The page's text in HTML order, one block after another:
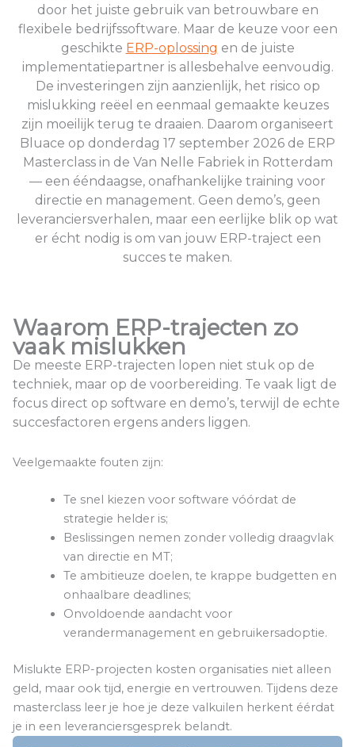
door het juiste gebruik van betrouwbare en
flexibele bedrijfssoftware. Maar de keuze voor een
geschikte ERP-oplossing en de juiste
implementatiepartner is allesbehalve eenvoudig.
De investeringen zijn aanzienlijk, het risico op
mislukking reëel en eenmaal gemaakte keuzes
zijn moeilijk terug te draaien. Daarom organiseert
Bluace op donderdag 17 september 2026 de ERP
Masterclass in de Van Nelle Fabriek in Rotterdam
— een ééndaagse, onafhankelijke training voor
directie en management. Geen demo’s, geen
leveranciersverhalen, maar een eerlijke blik op wat
er écht nodig is om van jouw ERP-traject een
succes te maken.
Waarom ERP-trajecten zo
vaak mislukken
De meeste ERP-trajecten lopen niet stuk op de
techniek, maar op de voorbereiding. Te vaak ligt de
focus direct op software en demo’s, terwijl de echte
succesfactoren ergens anders liggen.
Veelgemaakte fouten zijn:
Te snel kiezen voor software vóórdat de
strategie helder is;
Beslissingen nemen zonder volledig draagvlak
van directie en MT;
Te ambitieuze doelen, te krappe budgetten en
onhaalbare deadlines;
Onvoldoende aandacht voor
verandermanagement en gebruikersadoptie.
Mislukte ERP-projecten kosten organisaties niet alleen
geld, maar ook tijd, energie en vertrouwen. Tijdens deze
masterclass leer je hoe je deze valkuilen herkent éérdat
je in een leveranciersgesprek belandt.